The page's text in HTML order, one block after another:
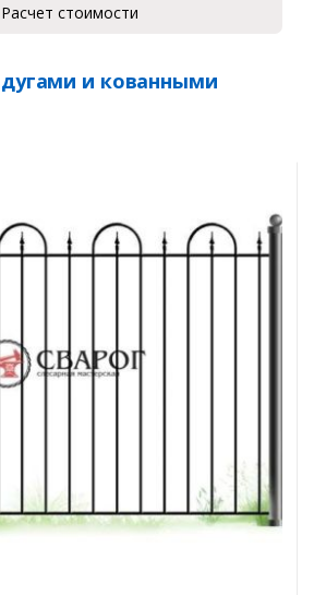
Расчет стоимости
дугами и кованными